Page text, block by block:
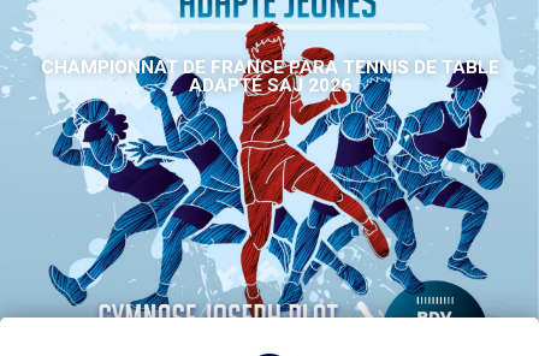
CHAMPIONNAT DE FRANCE PARA TENNIS DE TABLE
ADAPTÉ SAJ 2026